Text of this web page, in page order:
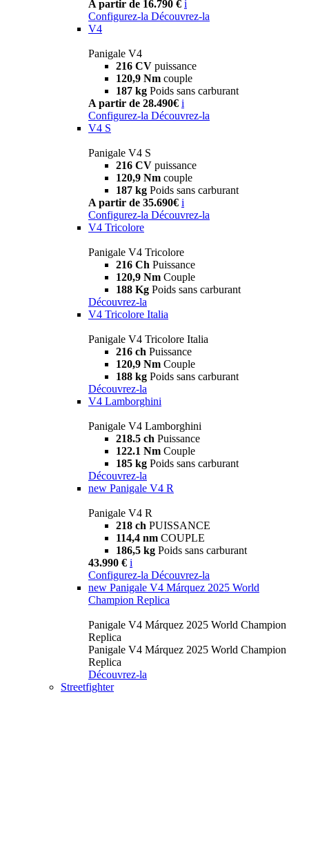
A partir de 16.790 € i
Configurez-la Découvrez-la
V4
Panigale V4
216 CV puissance
120,9 Nm couple
187 kg Poids sans carburant
A partir de 28.490€ i
Configurez-la Découvrez-la
V4 S
Panigale V4 S
216 CV puissance
120,9 Nm couple
187 kg Poids sans carburant
A partir de 35.690€ i
Configurez-la Découvrez-la
V4 Tricolore
Panigale V4 Tricolore
216 Ch Puissance
120,9 Nm Couple
188 Kg Poids sans carburant
Découvrez-la
V4 Tricolore Italia
Panigale V4 Tricolore Italia
216 ch Puissance
120,9 Nm Couple
188 kg Poids sans carburant
Découvrez-la
V4 Lamborghini
Panigale V4 Lamborghini
218.5 ch Puissance
122.1 Nm Couple
185 kg Poids sans carburant
Découvrez-la
new Panigale V4 R
Panigale V4 R
218 ch PUISSANCE
114,4 nm COUPLE
186,5 kg Poids sans carburant
43.990 € i
Configurez-la Découvrez-la
new Panigale V4 Márquez 2025 World
Champion Replica
Panigale V4 Márquez 2025 World Champion
Replica
Panigale V4 Márquez 2025 World Champion
Replica
Découvrez-la
Streetfighter